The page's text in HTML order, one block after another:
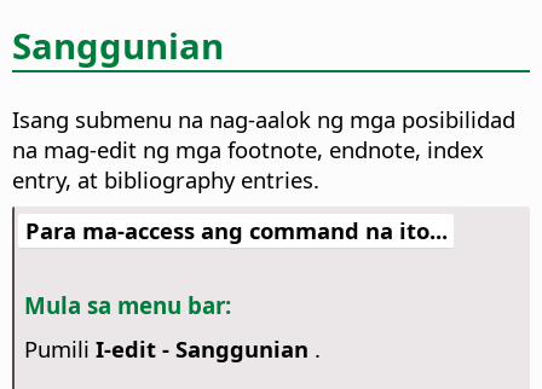
Sanggunian
Isang submenu na nag-aalok ng mga posibilidad
na mag-edit ng mga footnote, endnote, index
entry, at bibliography entries.
Para ma-access ang command na ito...
Mula sa menu bar:
Pumili I-edit - Sanggunian .